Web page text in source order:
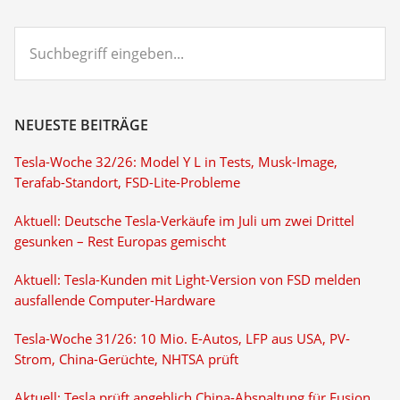
eingeben...
NEUESTE BEITRÄGE
Tesla-Woche 32/26: Model Y L in Tests, Musk-Image,
Terafab-Standort, FSD-Lite-Probleme
Aktuell: Deutsche Tesla-Verkäufe im Juli um zwei Drittel
gesunken – Rest Europas gemischt
Aktuell: Tesla-Kunden mit Light-Version von FSD melden
ausfallende Computer-Hardware
Tesla-Woche 31/26: 10 Mio. E-Autos, LFP aus USA, PV-
Strom, China-Gerüchte, NHTSA prüft